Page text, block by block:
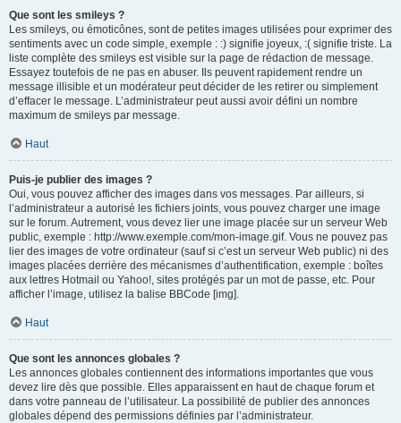
Que sont les smileys ?
Les smileys, ou émoticônes, sont de petites images utilisées pour exprimer des
sentiments avec un code simple, exemple : :) signifie joyeux, :( signifie triste. La
liste complète des smileys est visible sur la page de rédaction de message.
Essayez toutefois de ne pas en abuser. Ils peuvent rapidement rendre un
message illisible et un modérateur peut décider de les retirer ou simplement
d’effacer le message. L’administrateur peut aussi avoir défini un nombre
maximum de smileys par message.
Haut
Puis-je publier des images ?
Oui, vous pouvez afficher des images dans vos messages. Par ailleurs, si
l’administrateur a autorisé les fichiers joints, vous pouvez charger une image
sur le forum. Autrement, vous devez lier une image placée sur un serveur Web
public, exemple : http://www.exemple.com/mon-image.gif. Vous ne pouvez pas
lier des images de votre ordinateur (sauf si c’est un serveur Web public) ni des
images placées derrière des mécanismes d’authentification, exemple : boîtes
aux lettres Hotmail ou Yahoo!, sites protégés par un mot de passe, etc. Pour
afficher l’image, utilisez la balise BBCode [img].
Haut
Que sont les annonces globales ?
Les annonces globales contiennent des informations importantes que vous
devez lire dès que possible. Elles apparaissent en haut de chaque forum et
dans votre panneau de l’utilisateur. La possibilité de publier des annonces
globales dépend des permissions définies par l’administrateur.